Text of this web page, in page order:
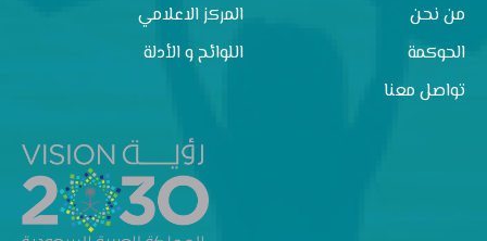
من نحن
المركز الاعلامي
الحوكمة
اللوائح و الأدلة
تواصل معنا